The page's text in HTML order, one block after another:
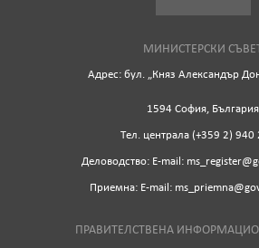
МИНИСТЕРСКИ
Адрес: бул. „Княз Александър
1594 София, България
Tел. централа (+359 2) 940
Деловодство: Е-mail:
Приемна: Е-mail:
ПРАВИТЕЛСТВЕНА